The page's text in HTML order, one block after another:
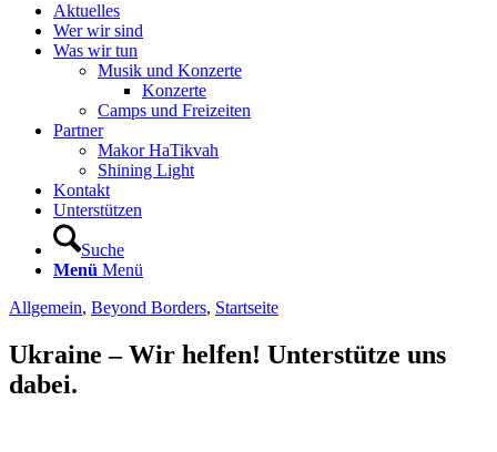
Aktuelles
Wer wir sind
Was wir tun
Musik und Konzerte
Konzerte
Camps und Freizeiten
Partner
Makor HaTikvah
Shining Light
Kontakt
Unterstützen
Suche
Menü Menü
Allgemein, Beyond Borders, Startseite
Ukraine – Wir helfen! Unterstütze uns
dabei.